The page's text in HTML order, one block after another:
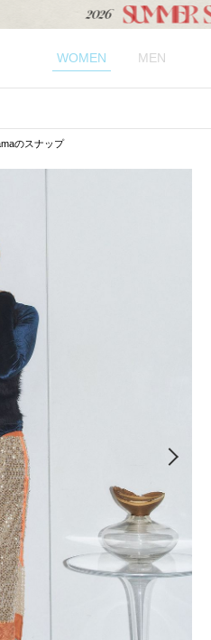
WOMEN MEN
のスナップ